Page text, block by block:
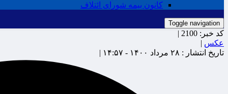
کانون بیمه شورای ائتلاف
Toggle navigation
کد خبر: 2100 |
عکس |
تاریخ انتشار : ۲۸ مرداد ۱۴۰۰ - ۱۴:۵۷ |